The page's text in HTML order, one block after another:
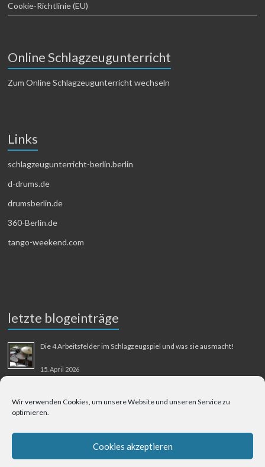
Wir verwenden Cookies, um unsere Website und unseren Service zu
optimieren.
Cookies akzeptieren
Cookie-Richtlinie (EU)
Online Schlagzeugunterricht
Zum Online Schlagzeugunterricht wechseln
Links
schlagzeugunterricht-berlin.berlin
d-drums.de
drumsberlin.de
360-Berlin.de
tango-weekend.com
letzte blogeinträge
Die 4 Arbeitsfelder im Schlagzeugspiel und was sie ausmacht!
15. April 2026
31. August 2025
Berliner Flughafen Tegel – Berlin-Bangkok